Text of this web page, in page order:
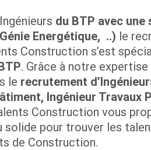
du BTP avec
Energétique, ..) le
Construction s’est
. Grâce à notre
le recrutement
Ingénieur Travaux
Construction vous
pour trouver les
de Construction.